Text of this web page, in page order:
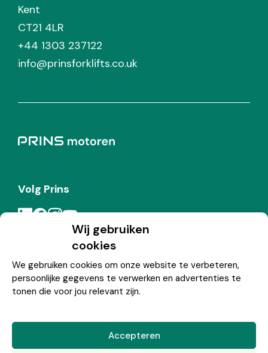
Wij gebruiken
cookies
We gebruiken cookies om onze website te verbeteren,
persoonlijke gegevens te verwerken en advertenties te
tonen die voor jou relevant zijn.
Accepteren
Kent
CT21 4LR
+44 1303 237122
info@prinsforklifts.co.uk
Volg Prins
Meld je aan voor de Prins nieuwsbrief
© Copyright 2026 Prins